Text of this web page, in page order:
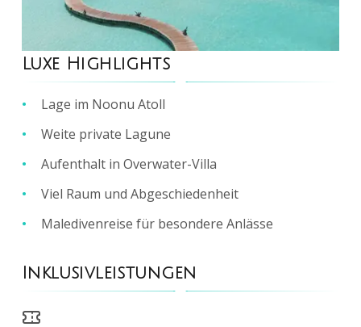
1/5
Luxe Highlights
Lage im Noonu Atoll
Weite private Lagune
Aufenthalt in Overwater-Villa
Viel Raum und Abgeschiedenheit
Maledivenreise für besondere Anlässe
Inklusivleistungen